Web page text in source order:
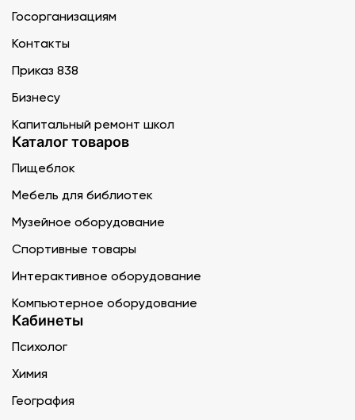
Госорганизациям
Контакты
Приказ 838
Бизнесу
Капитальный ремонт школ
Каталог товаров
Пищеблок
Мебель для библиотек
Музейное оборудование
Спортивные товары
Интерактивное оборудование
Компьютерное оборудование
Кабинеты
Психолог
Химия
География